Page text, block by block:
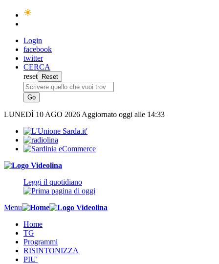
Login
facebook
twitter
CERCA
reset
LUNEDÌ 10 AGO 2026 Aggiornato oggi alle 14:33
Leggi il quotidiano
Menu
Home
TG
Programmi
RISINTONIZZA
PIU'